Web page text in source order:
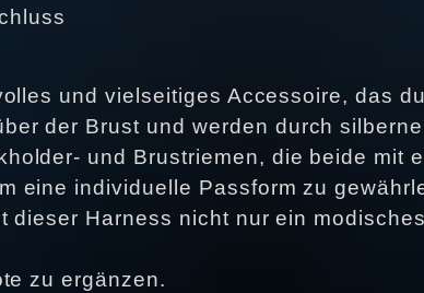
und vielseitiges Accessoire, das
der Brust und werden durch
und Brustriemen, die beide mit
eine individuelle Passform zu
dieser Harness nicht nur ein
zu ergänzen.